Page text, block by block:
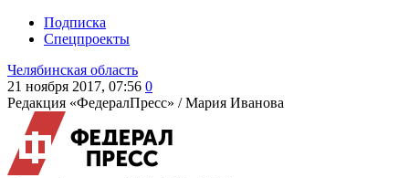
Подписка
Спецпроекты
Челябинская область
21 ноября 2017, 07:56 0
Редакция «ФедералПресс» /Мария Иванова